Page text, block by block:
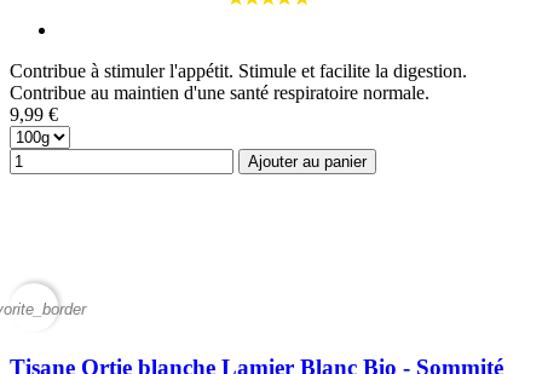
Contribue à stimuler l'appétit. Stimule et facilite la digestion.
Contribue au maintien d'une santé respiratoire normale.
9,99 €
Ajouter au panier
Tisane Ortie blanche Lamier Blanc Bio - Sommité